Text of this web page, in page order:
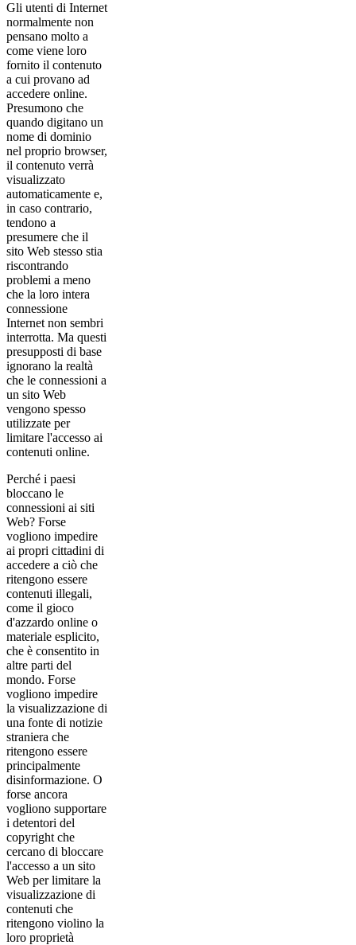
Gli utenti di Internet
normalmente non
pensano molto a
come viene loro
fornito il contenuto
a cui provano ad
accedere online.
Presumono che
quando digitano un
nome di dominio
nel proprio browser,
il contenuto verrà
visualizzato
automaticamente e,
in caso contrario,
tendono a
presumere che il
sito Web stesso stia
riscontrando
problemi a meno
che la loro intera
connessione
Internet non sembri
interrotta. Ma questi
presupposti di base
ignorano la realtà
che le connessioni a
un sito Web
vengono spesso
utilizzate per
limitare l'accesso ai
contenuti online.
Perché i paesi
bloccano le
connessioni ai siti
Web? Forse
vogliono impedire
ai propri cittadini di
accedere a ciò che
ritengono essere
contenuti illegali,
come il gioco
d'azzardo online o
materiale esplicito,
che è consentito in
altre parti del
mondo. Forse
vogliono impedire
la visualizzazione di
una fonte di notizie
straniera che
ritengono essere
principalmente
disinformazione. O
forse ancora
vogliono supportare
i detentori del
copyright che
cercano di bloccare
l'accesso a un sito
Web per limitare la
visualizzazione di
contenuti che
ritengono violino la
loro proprietà